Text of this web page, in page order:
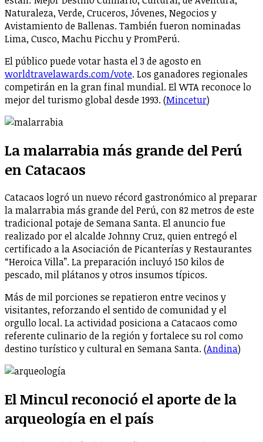
Naturaleza, Verde, Cruceros, Jóvenes, Negocios y
Avistamiento de Ballenas. También fueron nominadas
Lima, Cusco, Machu Picchu y PromPerú.
El público puede votar hasta el 3 de agosto en
worldtravelawards.com/vote. Los ganadores regionales
competirán en la gran final mundial. El WTA reconoce lo
mejor del turismo global desde 1993. (Mincetur)
La malarrabia más grande del Perú
en Catacaos
Catacaos logró un nuevo récord gastronómico al preparar
la malarrabia más grande del Perú, con 82 metros de este
tradicional potaje de Semana Santa. El anuncio fue
realizado por el alcalde Johnny Cruz, quien entregó el
certificado a la Asociación de Picanterías y Restaurantes
“Heroica Villa”. La preparación incluyó 150 kilos de
pescado, mil plátanos y otros insumos típicos.
Más de mil porciones se repatieron entre vecinos y
visitantes, reforzando el sentido de comunidad y el
orgullo local. La actividad posiciona a Catacaos como
referente culinario de la región y fortalece su rol como
destino turístico y cultural en Semana Santa. (Andina)
El Mincul reconoció el aporte de la
arqueología en el país